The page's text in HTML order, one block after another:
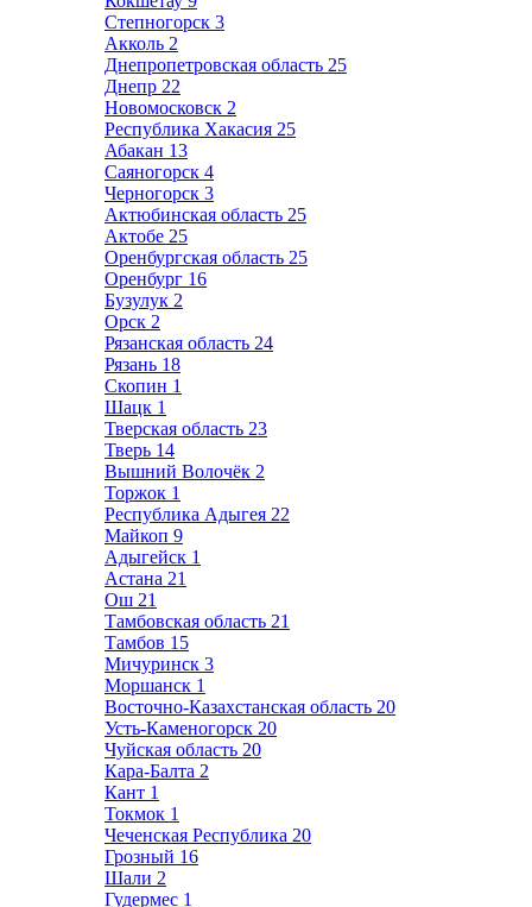
Степногорск 3
Акколь 2
Днепропетровская область 25
Днепр 22
Новомосковск 2
Республика Хакасия 25
Абакан 13
Саяногорск 4
Черногорск 3
Актюбинская область 25
Актобе 25
Оренбургская область 25
Оренбург 16
Бузулук 2
Орск 2
Рязанская область 24
Рязань 18
Скопин 1
Шацк 1
Тверская область 23
Тверь 14
Вышний Волочёк 2
Торжок 1
Республика Адыгея 22
Майкоп 9
Адыгейск 1
Астана 21
Ош 21
Тамбовская область 21
Тамбов 15
Мичуринск 3
Моршанск 1
Восточно-Казахстанская область 20
Усть-Каменогорск 20
Чуйская область 20
Кара-Балта 2
Кант 1
Токмок 1
Чеченская Республика 20
Грозный 16
Шали 2
Гудермес 1